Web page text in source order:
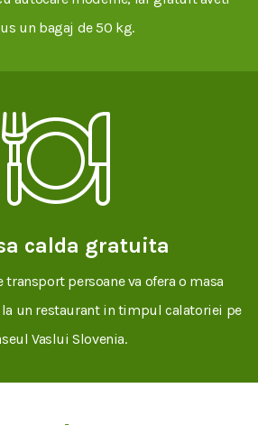
un bagaj de 50 kg.
calda gratuita
transport persoane va ofera o masa
un restaurant in timpul calatoriei pe
Vaslui Slovenia.